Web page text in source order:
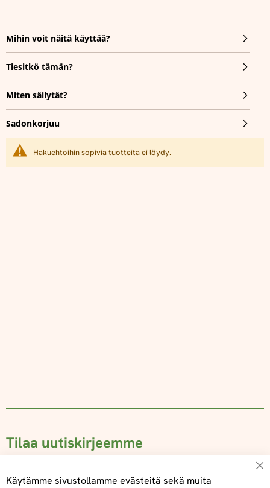
Mihin voit näitä käyttää?
Tiesitkö tämän?
Miten säilytät?
Sadonkorjuu
Hakuehtoihin sopivia tuotteita ei löydy.
Tilaa uutiskirjeemme
Käytämme sivustollamme evästeitä sekä muita